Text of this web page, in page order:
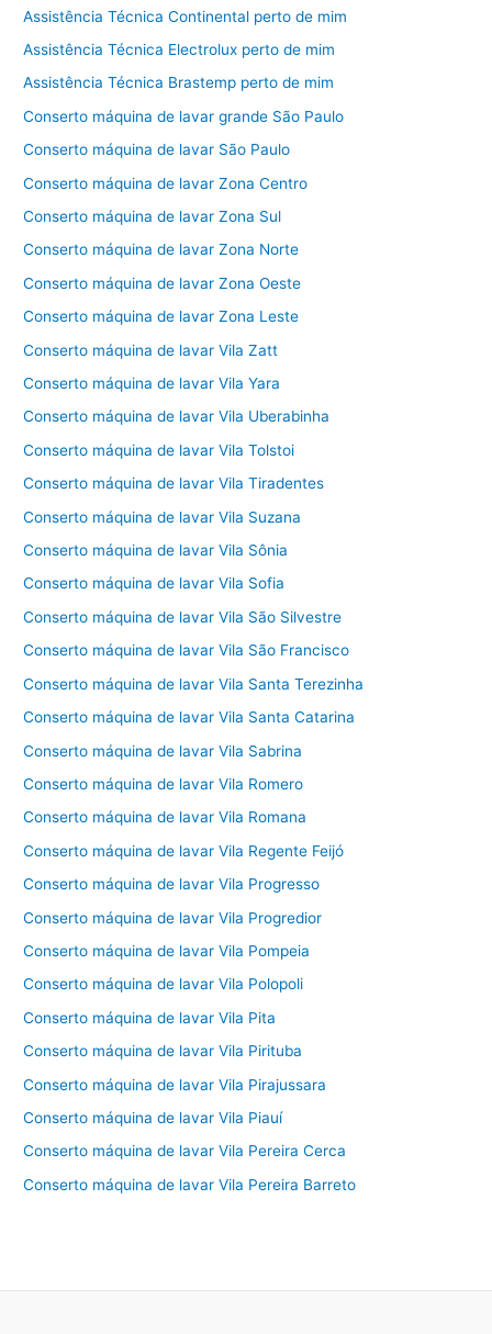
Assistência Técnica Continental perto de mim
Assistência Técnica Electrolux perto de mim
Assistência Técnica Brastemp perto de mim
Conserto máquina de lavar grande São Paulo
Conserto máquina de lavar São Paulo
Conserto máquina de lavar Zona Centro
Conserto máquina de lavar Zona Sul
Conserto máquina de lavar Zona Norte
Conserto máquina de lavar Zona Oeste
Conserto máquina de lavar Zona Leste
Conserto máquina de lavar Vila Zatt
Conserto máquina de lavar Vila Yara
Conserto máquina de lavar Vila Uberabinha
Conserto máquina de lavar Vila Tolstoi
Conserto máquina de lavar Vila Tiradentes
Conserto máquina de lavar Vila Suzana
Conserto máquina de lavar Vila Sônia
Conserto máquina de lavar Vila Sofia
Conserto máquina de lavar Vila São Silvestre
Conserto máquina de lavar Vila São Francisco
Conserto máquina de lavar Vila Santa Terezinha
Conserto máquina de lavar Vila Santa Catarina
Conserto máquina de lavar Vila Sabrina
Conserto máquina de lavar Vila Romero
Conserto máquina de lavar Vila Romana
Conserto máquina de lavar Vila Regente Feijó
Conserto máquina de lavar Vila Progresso
Conserto máquina de lavar Vila Progredior
Conserto máquina de lavar Vila Pompeia
Conserto máquina de lavar Vila Polopoli
Conserto máquina de lavar Vila Pita
Conserto máquina de lavar Vila Pirituba
Conserto máquina de lavar Vila Pirajussara
Conserto máquina de lavar Vila Piauí
Conserto máquina de lavar Vila Pereira Cerca
Conserto máquina de lavar Vila Pereira Barreto